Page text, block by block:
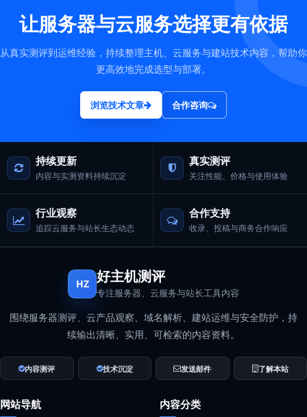
让服务器与云服务选择更有依据
从真实测评到运维经验，持续整理主机、云服务与建站技术内容，帮助你
更高效地完成选型与部署。
浏览技术文章 合作咨询
持续更新
内容与实测资料持续沉淀
真实测评
关注性能、价格与使用体验
行业观察
追踪云服务与站长生态动态
合作支持
收录、投稿与商务合作响应
HZ 好主机测评
专注服务器、云服务与站长工具内容
围绕服务器测评、云产品观察、域名解析、建站运维与安全防护，持
续输出清晰、实用、可检索的内容资料。
内容测评 技术沉淀 发送邮件 了解本站
网站导航 内容分类